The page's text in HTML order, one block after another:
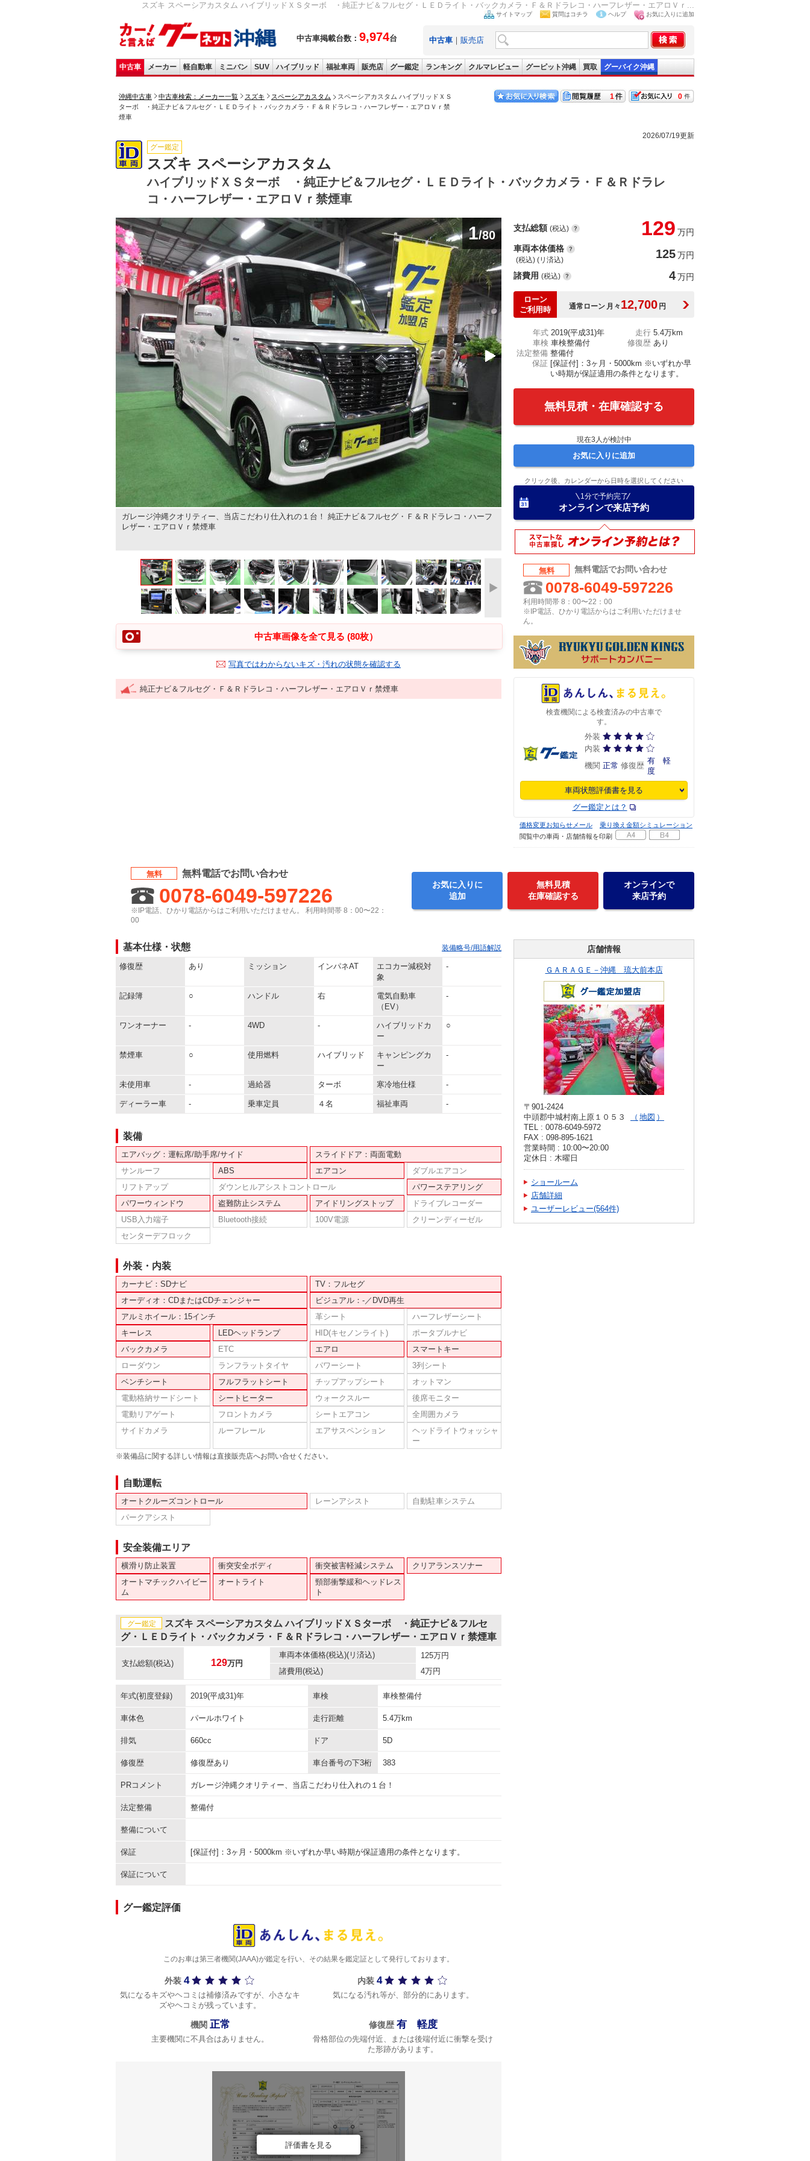
スズキ スペーシアカスタム ハイブリッドＸＳターボ ・純正ナビ＆フルセグ・ＬＥＤライト・バックカメラ・Ｆ＆Ｒドラレコ・ハーフレザー・エアロＶｒ...
中古車掲載台数： 9,974台
サイトマップ 質問はコチラ ヘルプ お気に入りに追加
中古車 ｜ 販売店
中古車 メーカー 軽自動車 ミニバン SUV ハイブリッド 福祉車両 販売店 グー鑑定 ランキング クルマレビュー グーピット沖縄 買取 グーバイク沖縄
沖縄中古車 中古車検索：メーカー一覧 スズキ スペーシアカスタム
スペーシアカスタム ハイブリッドＸＳ
ターボ ・純正ナビ＆フルセグ・ＬＥＤライト・バックカメラ・Ｆ＆Ｒドラレコ・ハーフレザー・エアロＶｒ禁
煙車
0
1
2026/07/19更新
グー鑑定
スズキ スペーシアカスタム
ハイブリッドＸＳターボ ・純正ナビ＆フルセグ・ＬＥＤライト・バックカメラ・Ｆ＆Ｒドラレ
コ・ハーフレザー・エアロＶｒ禁煙車
ガレージ沖縄クオリティー、当店こだわり仕入れの１台！ 純正ナビ＆フルセグ・Ｆ＆Ｒドラレコ・ハーフ
レザー・エアロＶｒ禁煙車
1/80
中古車画像を全て見る (80枚）
写真ではわからないキズ・汚れの状態を確認する
純正ナビ＆フルセグ・Ｆ＆Ｒドラレコ・ハーフレザー・エアロＶｒ禁煙車
支払総額 (税込) 129 万円
車両本体価格
(税込) (リ済込) 125万円
諸費用 (税込) 4万円
ローン
ご利用時
通常ローン 月々 12,700 円
年式 2019(平成31)年 走行 5.4万km
車検 車検整備付 修復歴 あり
法定整備 整備付
保証 [保証付]：3ヶ月・5000km ※いずれか早
い時期が保証適用の条件となります。
無料見積・在庫確認する
現在3 人が検討中
お気に入りに追加
クリック後、カレンダーから日時を選択してください
1分で予約完了
オンラインで来店予約
無料 無料電話でお問い合わせ
0078-6049-597226
利用時間帯 8：00〜22：00
※IP電話、ひかり電話からはご利用いただけませ
ん。
検査機関による検査済みの中古車で
す。
外装
内装
機関 正常 修復歴
有 軽
度
車両状態評価書を見る
グー鑑定とは？
価格変更お知らせメール
乗り換え金額シミュレーション
閲覧中の車両・店舗情報を印刷
無料 無料電話でお問い合わせ
0078-6049-597226
※IP電話、ひかり電話からはご利用いただけません。 利用時間帯 8：00〜22：
00
お気に入りに
追加
無料見積
在庫確認する
オンラインで
来店予約
基本仕様・状態 装備略号/用語解説
修復歴 あり ミッション インパネAT
エコカー減税対
象
-
記録簿 ○ ハンドル 右
電気自動車
（EV）
-
ワンオーナー - 4WD -
ハイブリッドカ
ー
○
禁煙車 ○ 使用燃料 ハイブリッド
キャンピングカ
ー
-
未使用車 - 過給器 ターボ 寒冷地仕様 -
ディーラー車 - 乗車定員 ４名 福祉車両 -
装備
エアバッグ：運転席/助手席/サイド
スライドドア：両面電動
サンルーフ
ABS エアコン
ダブルエアコン
リフトアップ
ダウンヒルアシストコントロール
パワーステアリング
パワーウィンドウ
盗難防止システム アイドリングストップ
ドライブレコーダー
USB入力端子
Bluetooth接続 100V電源
クリーンディーゼル
センターデフロック
外装・内装
カーナビ：SDナビ
TV：フルセグ
オーディオ：CDまたはCDチェンジャー
ビジュアル：-／DVD再生
アルミホイール：15インチ
革シート
ハーフレザーシート
キーレス
LEDヘッドランプ HID(キセノンライト)
ポータブルナビ
バックカメラ
ETC エアロ
スマートキー
ローダウン
ランフラットタイヤ パワーシート
3列シート
ベンチシート
フルフラットシート チップアップシート
オットマン
電動格納サードシート
シートヒーター ウォークスルー
後席モニター
電動リアゲート
フロントカメラ シートエアコン
全周囲カメラ
サイドカメラ
ルーフレール エアサスペンション
ヘッドライトウォッシャ
ー
※装備品に関する詳しい情報は直接販売店へお問い合せください。
自動運転
オートクルーズコントロール レーンアシスト
自動駐車システム
パークアシスト
安全装備エリア
横滑り防止装置 衝突安全ボディ 衝突被害軽減システム
クリアランスソナー
オートマチックハイビー
ム
オートライト
頸部衝撃緩和ヘッドレス
ト
グー鑑定
スズキ スペーシアカスタム ハイブリッドＸＳターボ ・純正ナビ＆フルセ
グ・ＬＥＤライト・バックカメラ・Ｆ＆Ｒドラレコ・ハーフレザー・エアロＶｒ禁煙車
支払総額(税込) 129万円
車両本体価格(税込)(リ済込) 125万円
諸費用(税込) 4万円
年式(初度登録) 2019(平成31)年 車検 車検整備付
車体色 パールホワイト 走行距離 5.4万km
排気 660cc ドア 5D
修復歴 修復歴あり 車台番号の下3桁 383
PRコメント ガレージ沖縄クオリティー、当店こだわり仕入れの１台！
法定整備 整備付
整備について
保証 [保証付]：3ヶ月・5000km ※いずれか早い時期が保証適用の条件となります。
保証について
グー鑑定評価
このお車は第三者機関(JAAA)が鑑定を行い、その結果を鑑定証として発行しております。
外装 4
気になるキズやヘコミは補修済みですが、小さなキ
ズやヘコミが残っています。
内装 4
気になる汚れ等が、部分的にあります。
機関 正常
主要機関に不具合はありません。
修復歴 有 軽度
骨格部位の先端付近、または後端付近に衝撃を受け
た形跡があります。
評価書を見る
店舗情報
ＧＡＲＡＧＥ－沖縄 琉大前本店
〒901-2424
中頭郡中城村南上原１０５３
地図
TEL : 0078-6049-5972
FAX : 098-895-1621
営業時間 : 10:00〜20:00
定休日 : 木曜日
ショールーム
店舗詳細
ユーザーレビュー(564件)